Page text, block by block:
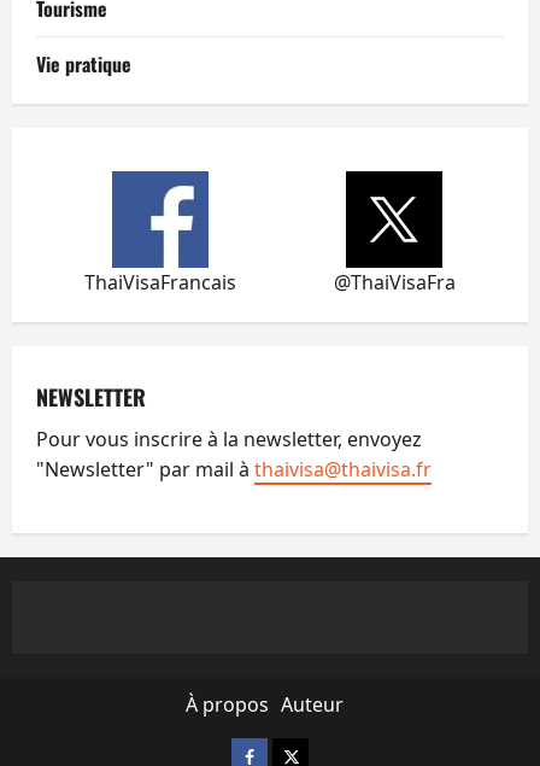
Tourisme
Vie pratique
ThaiVisaFrancais @ThaiVisaFra
NEWSLETTER
Pour vous inscrire à la newsletter, envoyez
"Newsletter" par mail à thaivisa@thaivisa.fr
À propos Auteur
Facebook
X